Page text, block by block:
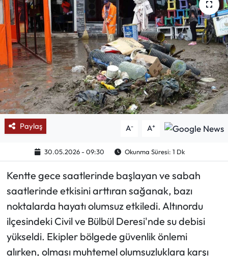
Paylaş A- A+
30.05.2026 - 09:30 Okunma Süresi: 1 Dk
Kentte gece saatlerinde başlayan ve sabah
saatlerinde etkisini arttıran sağanak, bazı
noktalarda hayatı olumsuz etkiledi. Altınordu
ilçesindeki Civil ve Bülbül Deresi'nde su debisi
yükseldi. Ekipler bölgede güvenlik önlemi
alırken, olması muhtemel olumsuzluklara karşı
Mektup Galeri
Röportaj
Manşet
Köşe Yazıları
Karikatür Galeri
BIK
ASTROLOJİ
Spor Yazıları
Mektup Galeri
Ekonomi